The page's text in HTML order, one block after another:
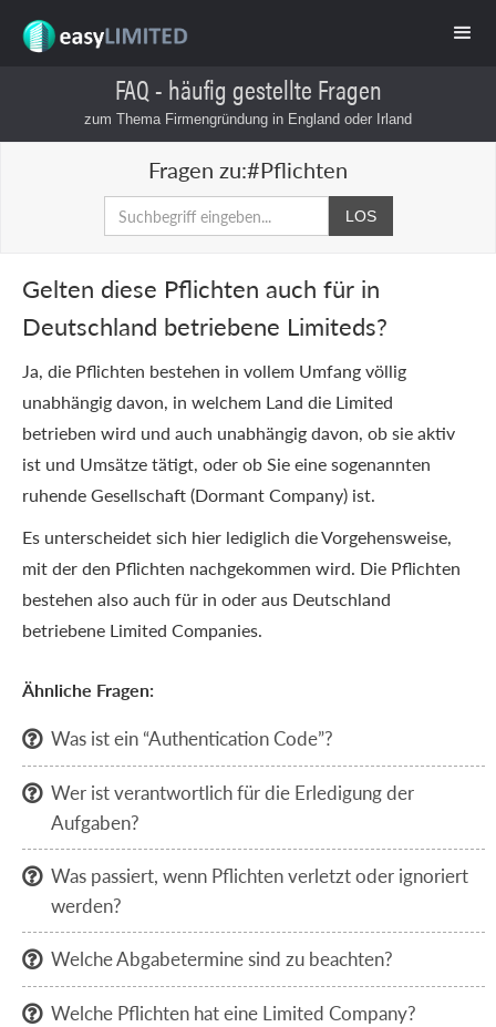
FAQ - häufig gestellte Fragen
zum Thema Firmengründung in England oder Irland
Fragen zu:#Pflichten
Gelten diese Pflichten auch für in
Deutschland betriebene Limiteds?
Ja, die Pflichten bestehen in vollem Umfang völlig
unabhängig davon, in welchem Land die Limited
betrieben wird und auch unabhängig davon, ob sie aktiv
ist und Umsätze tätigt, oder ob Sie eine sogenannten
ruhende Gesellschaft (Dormant Company) ist.
Es unterscheidet sich hier lediglich die Vorgehensweise,
mit der den Pflichten nachgekommen wird. Die Pflichten
bestehen also auch für in oder aus Deutschland
betriebene Limited Companies.
Ähnliche Fragen:
 Was ist ein “Authentication Code”?
 Wer ist verantwortlich für die Erledigung der
Aufgaben?
 Was passiert, wenn Pflichten verletzt oder ignoriert
werden?
 Welche Abgabetermine sind zu beachten?
 Welche Pflichten hat eine Limited Company?